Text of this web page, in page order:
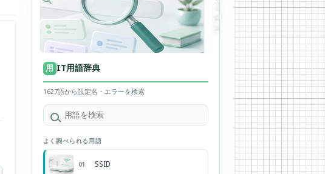
用 IT用語辞典
1627語から設定名・エラーを検索
よく調べられる用語
01 SSID